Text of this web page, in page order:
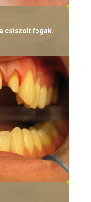
csiszolt fogak.